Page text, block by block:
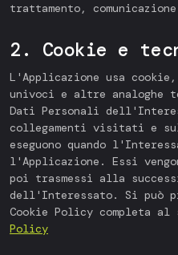
trattamento,
2. Cookie e
L'Applicazione usa
univoci e altre analoghe
Dati Personali
collegamenti visitati e
eseguono quando
l'Applicazione. Essi
poi trasmessi alla
dell'Interessato. Si può
Cookie Policy completa
Policy